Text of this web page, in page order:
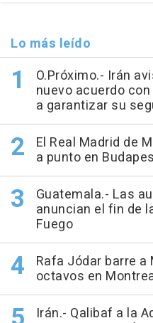
Lo más leído
O.Próximo.- Irán
nuevo acuerdo
a garantizar su
El Real Madrid de
a punto en
Guatemala.- Las
anuncian el fin de
Fuego
Rafa Jódar barre
octavos en
Irán.- Qalibaf a la